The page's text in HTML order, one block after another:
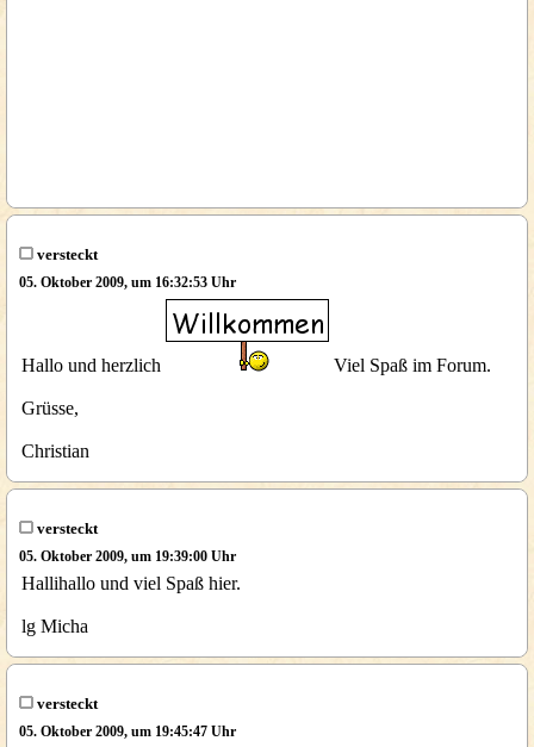
versteckt
05. Oktober 2009, um 16:32:53 Uhr
Hallo und herzlich Viel Spaß im Forum.
Grüsse,
Christian
versteckt
05. Oktober 2009, um 19:39:00 Uhr
Hallihallo und viel Spaß hier.
lg Micha
versteckt
05. Oktober 2009, um 19:45:47 Uhr